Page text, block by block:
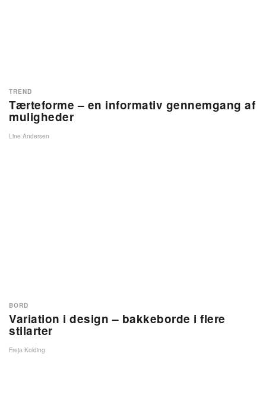
Tærteforme – en informativ gennemgang af
muligheder
TREND
Line Andersen
Variation i design – bakkeborde i flere
stilarter
BORD
Freja Kolding